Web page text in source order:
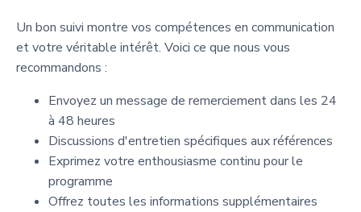
Un bon suivi montre vos compétences en communication
et votre véritable intérêt. Voici ce que nous vous
recommandons :
Envoyez un message de remerciement dans les 24
à 48 heures
Discussions d'entretien spécifiques aux références
Exprimez votre enthousiasme continu pour le
programme
Offrez toutes les informations supplémentaires